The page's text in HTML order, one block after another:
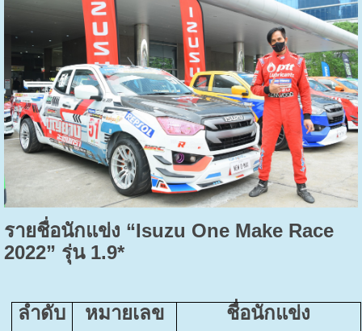
รายชื่อนักแข่ง “Isuzu One Make Race
2022” รุ่น 1.9*
ลำดับ หมายเลข
ชื่อนักแข่ง